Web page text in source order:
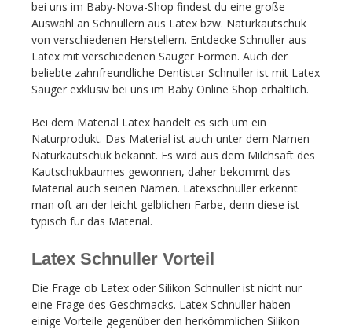
bei uns im Baby-Nova-Shop findest du eine große
Auswahl an Schnullern aus Latex bzw. Naturkautschuk
von verschiedenen Herstellern. Entdecke Schnuller aus
Latex mit verschiedenen Sauger Formen. Auch der
beliebte zahnfreundliche Dentistar Schnuller ist mit Latex
Sauger exklusiv bei uns im Baby Online Shop erhältlich.
Bei dem Material Latex handelt es sich um ein
Naturprodukt. Das Material ist auch unter dem Namen
Naturkautschuk bekannt. Es wird aus dem Milchsaft des
Kautschukbaumes gewonnen, daher bekommt das
Material auch seinen Namen. Latexschnuller erkennt
man oft an der leicht gelblichen Farbe, denn diese ist
typisch für das Material.
Latex Schnuller Vorteil
Die Frage ob Latex oder Silikon Schnuller ist nicht nur
eine Frage des Geschmacks. Latex Schnuller haben
einige Vorteile gegenüber den herkömmlichen Silikon